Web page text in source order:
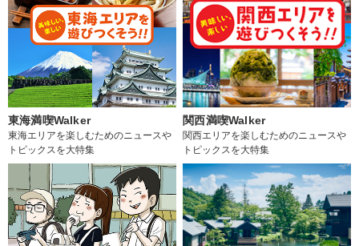
東海満喫Walker
東海エリアを楽しむためのニュースや
トピックスを大特集
関西満喫Walker
関西エリアを楽しむためのニュースや
トピックスを大特集